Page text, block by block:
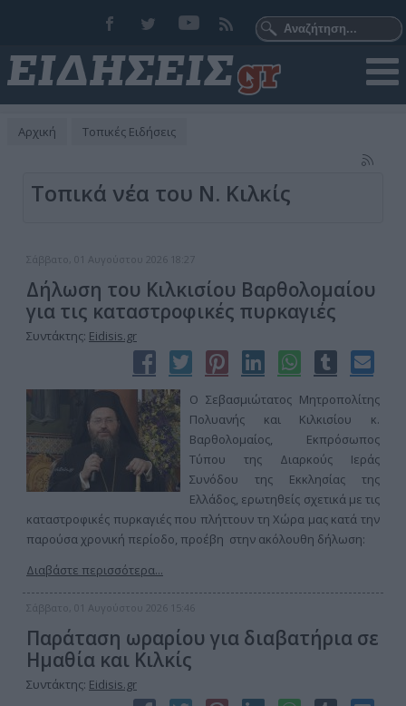
Αρχική Τοπικές Ειδήσεις
Τοπικά νέα του Ν. Κιλκίς
Σάββατο, 01 Αυγούστου 2026 18:27
Δήλωση του Κιλκισίου Βαρθολομαίου
για τις καταστροφικές πυρκαγιές
Συντάκτης: Eidisis.gr
Ο Σεβασμιώτατος Μητροπολίτης
Πολυανής και Κιλκισίου κ.
Βαρθολομαίος, Εκπρόσωπος
Τύπου της Διαρκούς Ιεράς
Συνόδου της Εκκλησίας της
Ελλάδος, ερωτηθείς σχετικά με τις
καταστροφικές πυρκαγιές που πλήττουν τη Χώρα μας κατά την
παρούσα χρονική περίοδο, προέβη στην ακόλουθη δήλωση:
Διαβάστε περισσότερα...
Σάββατο, 01 Αυγούστου 2026 15:46
Παράταση ωραρίου για διαβατήρια σε
Ημαθία και Κιλκίς
Συντάκτης: Eidisis.gr